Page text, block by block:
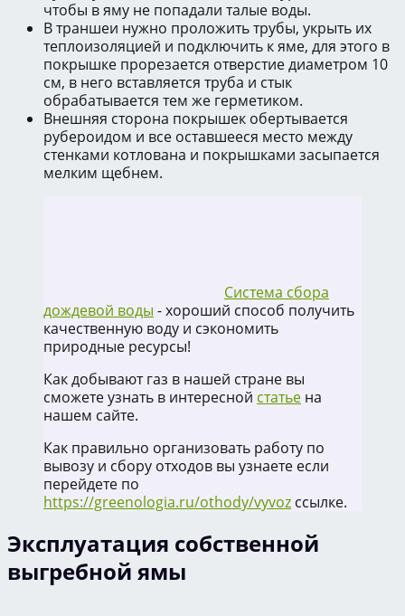
чтобы в яму не попадали талые воды.
В траншеи нужно проложить трубы, укрыть их
теплоизоляцией и подключить к яме, для этого в
покрышке прорезается отверстие диаметром 10
см, в него вставляется труба и стык
обрабатывается тем же герметиком.
Внешняя сторона покрышек обертывается
рубероидом и все оставшееся место между
стенками котлована и покрышками засыпается
мелким щебнем.
Система сбора
дождевой воды - хороший способ получить
качественную воду и сэкономить
природные ресурсы!
Как добывают газ в нашей стране вы
сможете узнать в интересной статье на
нашем сайте.
Как правильно организовать работу по
вывозу и сбору отходов вы узнаете если
перейдете по
https://greenologia.ru/othody/vyvoz ссылке.
Эксплуатация собственной
выгребной ямы